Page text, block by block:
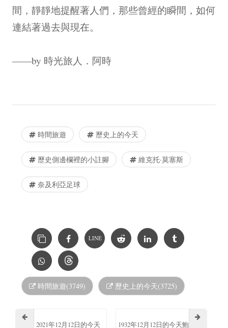
間，靜靜地提醒著人們，那些曾經的瞬間，如何
連結著過去與現在。
——by 時光旅人．阿時
時間旅遊 歷史上的今天
歷史側邊欄裡的小註腳 維克托·莫塞斯
奈及利亞足球
LINE
時間旅遊(3749) 歷史上的今天(3725)
2021年12月12日的今天 1932年12月12日的今天鮑